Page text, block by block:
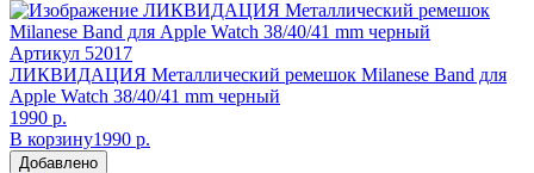
Артикул 52017
ЛИКВИДАЦИЯ Металлический ремешок Milanese Band для
Apple Watch 38/40/41 mm черный
1990 р.
В корзину1990 р.
Добавлено